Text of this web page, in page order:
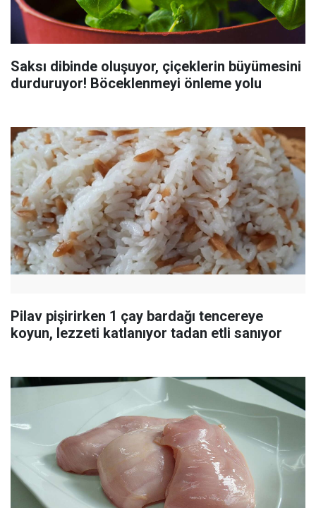
Saksı dibinde oluşuyor, çiçeklerin büyümesini
durduruyor! Böceklenmeyi önleme yolu
Pilav pişirirken 1 çay bardağı tencereye
koyun, lezzeti katlanıyor tadan etli sanıyor